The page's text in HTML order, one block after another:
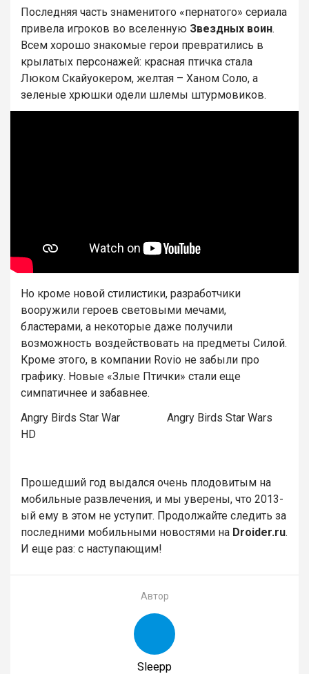
Последняя часть знаменитого «пернатого» сериала
привела игроков во вселенную Звездных воин.
Всем хорошо знакомые герои превратились в
крылатых персонажей: красная птичка стала
Люком Скайуокером, желтая – Ханом Соло, а
зеленые хрюшки одели шлемы штурмовиков.
Но кроме новой стилистики, разработчики
вооружили героев световыми мечами,
бластерами, а некоторые даже получили
возможность воздействовать на предметы Силой.
Кроме этого, в компании Rovio не забыли про
графику. Новые «Злые Птички» стали еще
симпатичнее и забавнее.
Angry Birds Star War Angry Birds Star Wars
HD
Прошедший год выдался очень плодовитым на
мобильные развлечения, и мы уверены, что 2013-
ый ему в этом не уступит. Продолжайте следить за
последними мобильными новостями на Droider.ru.
И еще раз: с наступающим!
Автор
Sleepp